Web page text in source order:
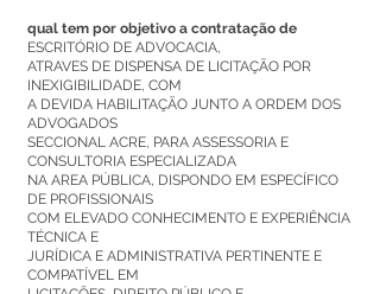
qual tem por objetivo a contratação de
ESCRITÓRIO DE ADVOCACIA,
ATRAVES DE DISPENSA DE LICITAÇÃO POR
INEXIGIBILIDADE, COM
A DEVIDA HABILITAÇÃO JUNTO A ORDEM DOS
ADVOGADOS
SECCIONAL ACRE, PARA ASSESSORIA E
CONSULTORIA ESPECIALIZADA
NA AREA PÚBLICA, DISPONDO EM ESPECÍFICO
DE PROFISSIONAIS
COM ELEVADO CONHECIMENTO E EXPERIÊNCIA
TÉCNICA E
JURÍDICA E ADMINISTRATIVA PERTINENTE E
COMPATÍVEL EM